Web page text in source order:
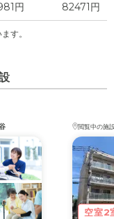
円 82471円
す。
閲覧中の施
空室2